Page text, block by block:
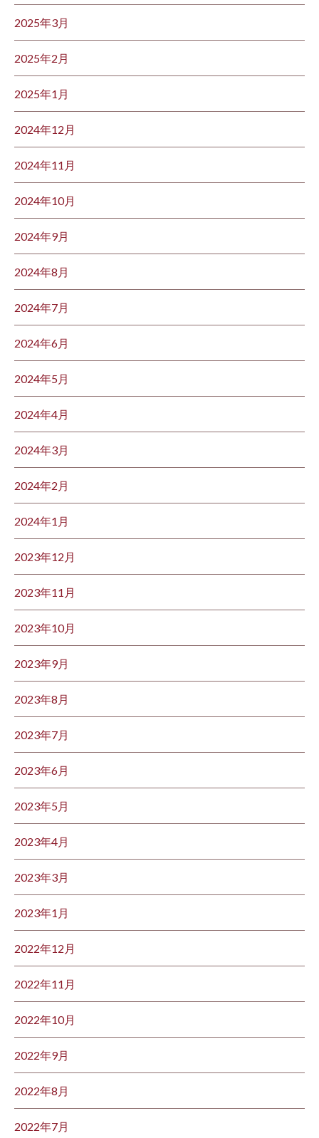
2025年3月
2025年2月
2025年1月
2024年12月
2024年11月
2024年10月
2024年9月
2024年8月
2024年7月
2024年6月
2024年5月
2024年4月
2024年3月
2024年2月
2024年1月
2023年12月
2023年11月
2023年10月
2023年9月
2023年8月
2023年7月
2023年6月
2023年5月
2023年4月
2023年3月
2023年1月
2022年12月
2022年11月
2022年10月
2022年9月
2022年8月
2022年7月